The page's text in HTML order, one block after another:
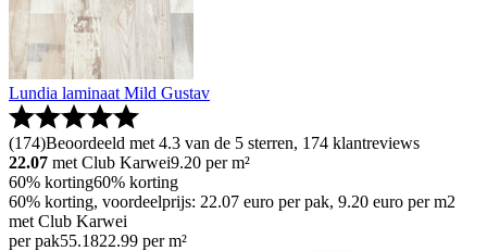
Lundia laminaat Mild Gustav
(174)Beoordeeld met 4.3 van de 5 sterren, 174 klantreviews
22.07 met Club Karwei9.20 per m²
60% korting60% korting
60% korting, voordeelprijs: 22.07 euro per pak, 9.20 euro per m2
met Club Karwei
per pak55.1822.99 per m²